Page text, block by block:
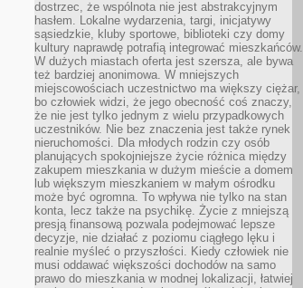
dostrzec, że wspólnota nie jest abstrakcyjnym
hasłem. Lokalne wydarzenia, targi, inicjatywy
sąsiedzkie, kluby sportowe, biblioteki czy domy
kultury naprawdę potrafią integrować mieszkańców.
W dużych miastach oferta jest szersza, ale bywa
też bardziej anonimowa. W mniejszych
miejscowościach uczestnictwo ma większy ciężar,
bo człowiek widzi, że jego obecność coś znaczy,
że nie jest tylko jednym z wielu przypadkowych
uczestników. Nie bez znaczenia jest także rynek
nieruchomości. Dla młodych rodzin czy osób
planujących spokojniejsze życie różnica między
zakupem mieszkania w dużym mieście a domem
lub większym mieszkaniem w małym ośrodku
może być ogromna. To wpływa nie tylko na stan
konta, lecz także na psychikę. Życie z mniejszą
presją finansową pozwala podejmować lepsze
decyzje, nie działać z poziomu ciągłego lęku i
realnie myśleć o przyszłości. Kiedy człowiek nie
musi oddawać większości dochodów na samo
prawo do mieszkania w modnej lokalizacji, łatwiej